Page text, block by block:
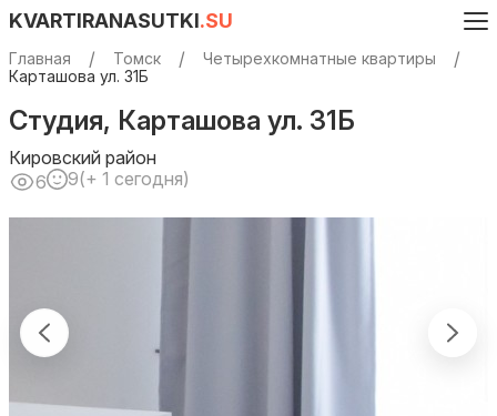
KVARTIRANASUTKI.SU
Главная Томск
Четырехкомнатные квартиры
Карташова ул. 31Б
Студия, Карташова ул. 31Б
Кировский район
6
9(+ 1 сегодня)